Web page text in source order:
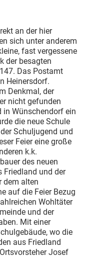
an der hier
sich unter anderem
fast vergessene
der besagten
Das Postamt
Heinersdorf.
Denkmal, der
nicht gefunden
in Wünschendorf ein
die neue Schule
Schuljugend und
Feier eine große
k.k.
des neuen
Friedland und der
dem alten
auf die Feier Bezug
Wohltäter
und der
Mit einer
wo die
aus Friedland
Josef